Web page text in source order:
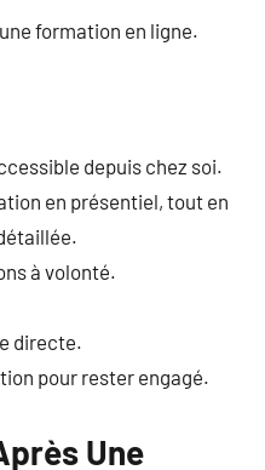
formation en ligne.
depuis chez soi.
en présentiel, tout en
à volonté.
directe.
pour rester engagé.
Une